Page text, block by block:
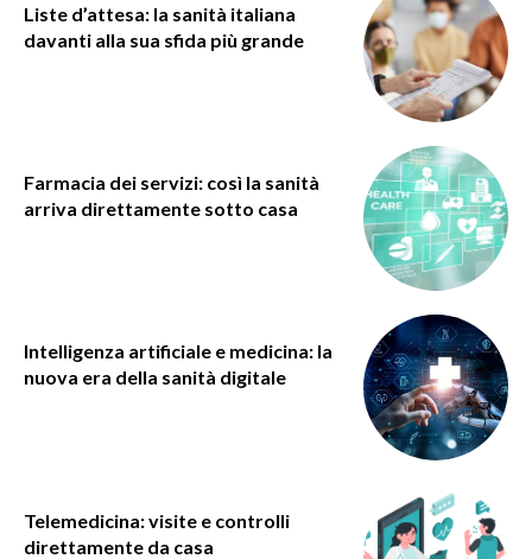
Liste d’attesa: la sanità italiana
davanti alla sua sfida più grande
Farmacia dei servizi: così la sanità
arriva direttamente sotto casa
Intelligenza artificiale e medicina: la
nuova era della sanità digitale
Telemedicina: visite e controlli
direttamente da casa